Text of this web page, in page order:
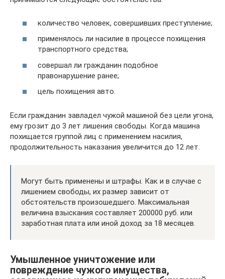
количество человек, совершивших преступление;
применялось ли насилие в процессе похищения
транспортного средства;
совершал ли гражданин подобное
правонарушение ранее;
цель похищения авто.
Если гражданин завладел чужой машиной без цели угона,
ему грозит до 3 лет лишения свободы. Когда машина
похищается группой лиц с применением насилия,
продолжительность наказания увеличится до 12 лет.
Могут быть применены и штрафы. Как и в случае с
лишением свободы, их размер зависит от
обстоятельств произошедшего. Максимальная
величина взыскания составляет 200000 руб. или
заработная плата или иной доход за 18 месяцев.
Умышленное уничтожение или
повреждение чужого имущества,